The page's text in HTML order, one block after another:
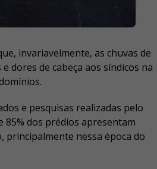
invariavelmente, as chuvas de
dores de cabeça aos síndicos na
e pesquisas realizadas pelo
85% dos prédios apresentam
principalmente nessa época do